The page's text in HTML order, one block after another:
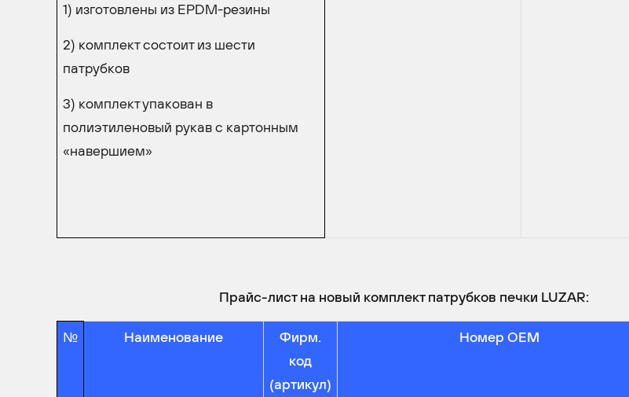
1) изготовлены из EPDM-резины
2) комплект состоит из шести
патрубков
3) комплект упакован в
полиэтиленовый рукав с картонным
«навершием»
Прайс-лист на новый комплект патрубков печки LUZAR:
№ Наименование
Фирм.
код
(артикул)
Номер OEM